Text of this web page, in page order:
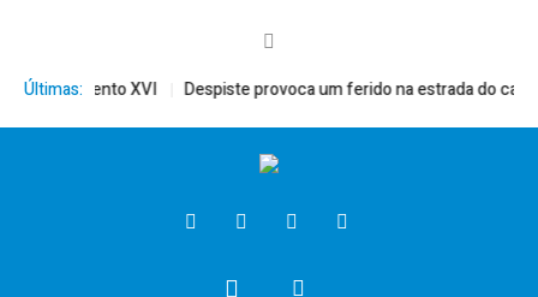
Últimas:Bento XVI Despiste provoca um ferido na estrada do campo